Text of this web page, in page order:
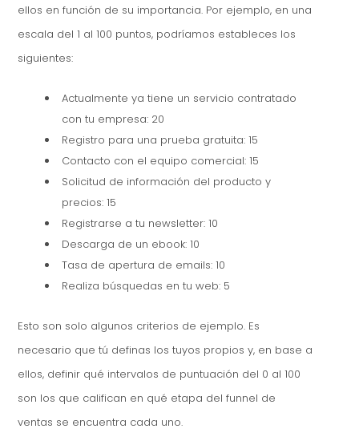
ellos en función de su importancia. Por ejemplo, en una
escala del 1 al 100 puntos, podríamos estableces los
siguientes:
Actualmente ya tiene un servicio contratado
con tu empresa: 20
Registro para una prueba gratuita: 15
Contacto con el equipo comercial: 15
Solicitud de información del producto y
precios: 15
Registrarse a tu newsletter: 10
Descarga de un ebook: 10
Tasa de apertura de emails: 10
Realiza búsquedas en tu web: 5
Esto son solo algunos criterios de ejemplo. Es
necesario que tú definas los tuyos propios y, en base a
ellos, definir qué intervalos de puntuación del 0 al 100
son los que califican en qué etapa del funnel de
ventas se encuentra cada uno.